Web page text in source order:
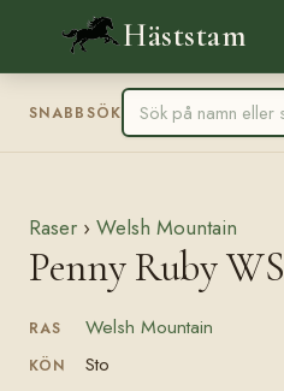
Häststam
SNABBSÖK
Raser › Welsh Mountain
Penny Ruby
RAS Welsh Mountain
KÖN Sto